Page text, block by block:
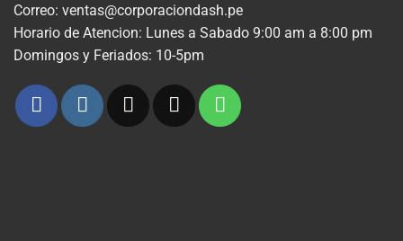
Correo: ventas@corporaciondash.pe
Horario de Atencion: Lunes a Sabado 9:00 am a 8:00 pm
Domingos y Feriados: 10-5pm